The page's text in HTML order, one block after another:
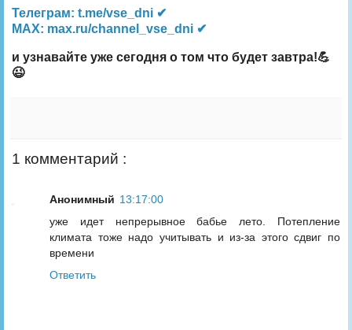
Телеграм: t.me/vse_dni ✔
MAX: max.ru/channel_vse_dni ✔
и узнавайте уже сегодня о том что будет завтра!💪
😉
1 комментарий :
Анонимный 13:17:00
уже идет непрерывное бабье лето. Потепление
климата тоже надо учитывать и из-за этого сдвиг по
времени
Ответить